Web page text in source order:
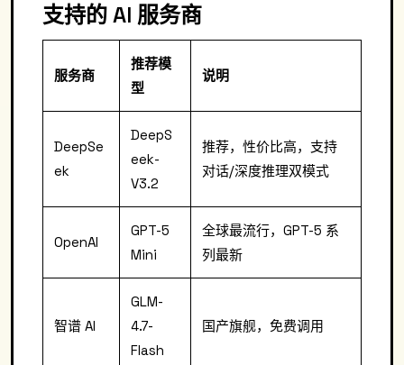
支持的 AI 服务商
服务商
推荐模
型
说明
DeepSe
ek
DeepS
eek-
V3.2
推荐，性价比高，支持
对话/深度推理双模式
OpenAI
GPT-5
Mini
全球最流行，GPT-5 系
列最新
智谱 AI
GLM-
4.7-
Flash
国产旗舰，免费调用